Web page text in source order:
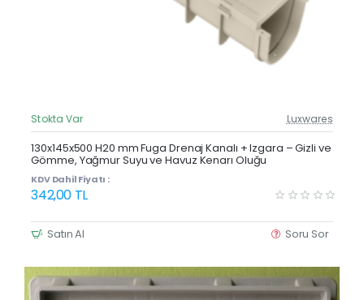
Güncel Fiyat
Yeni Ürün
Stokta Var Luxwares
130x145x500 H20 mm Fuga Drenaj Kanalı + Izgara – Gizli ve
Gömme, Yağmur Suyu ve Havuz Kenarı Oluğu
KDV Dahil Fiyatı :
342,00 TL
Satın Al Soru Sor